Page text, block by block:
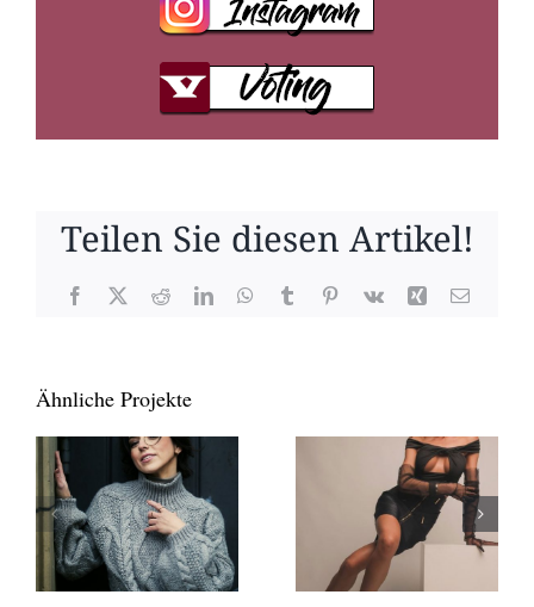
Teilen Sie diesen Artikel!
Facebook
X RedditLinkedInWhatsApp
TumblrPinterest
Vk Xing E-
Ähnliche Projekte